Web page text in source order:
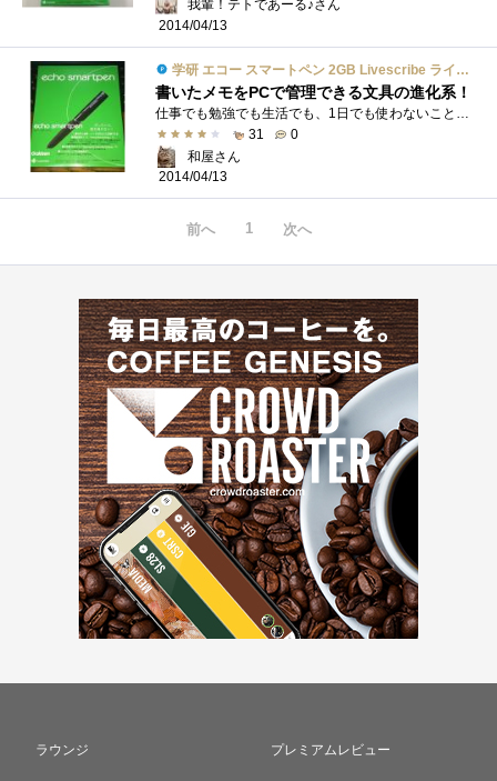
我輩！テトであーる♪さん
2014/04/13
学研 エコー スマートペン 2GB Livescribe ライブスクライブ echo smartpen gakken 【日本正規代理店品】
書いたメモをPCで管理できる文具の進化系！
31
0
和屋さん
2014/04/13
前へ 1 次へ
ラウンジ プレミアムレビュー